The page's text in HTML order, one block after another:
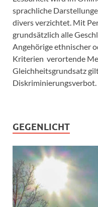
sprachliche
divers verzichtet. Mit
grundsätzlich alle
Angehörige ethnischer
Kriterien verortende
Gleichheitsgrundsatz
Diskriminierungsverbot.
GEGENLICHT